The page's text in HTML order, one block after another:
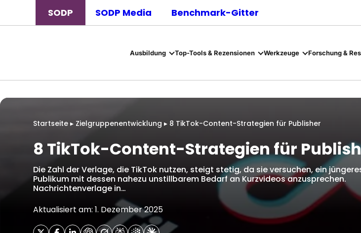
SODP SODP Media Benchmark-Gitter
Ausbildung Top-Tools & Rezensionen Werkzeuge Forschung &
Startseite ▸ Zielgruppenentwicklung ▸ 8 TikTok-Content-Strategien für Publisher
8 TikTok-Content-Strategien für
Die Zahl der Verlage, die TikTok nutzen, steigt stetig, da sie versuchen, ein
Publikum mit dessen nahezu unstillbarem Bedarf an Kurzvideos anzusprechen.
Nachrichtenverlage in…
Aktualisiert am: 1. Dezember 2025